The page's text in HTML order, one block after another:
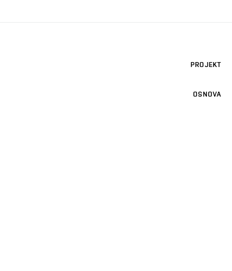
PROJEKT
OSNOVA